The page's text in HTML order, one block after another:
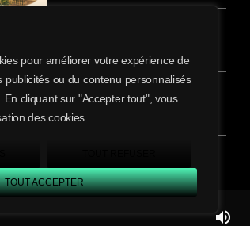
pour améliorer votre expérience de
publicités ou du contenu personnalisés
cliquant sur "Accepter tout", vous
des cookies.
TOUT ACCEPTER
volume_up
share
1
email
Ici l’Ombre – mardi 28 juillet